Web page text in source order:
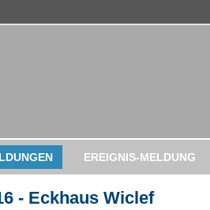
EREIGNIS-MELDUNG
- Eckhaus Wiclef